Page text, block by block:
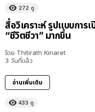
272 ดู
สื่อวิเคราะห์ รูปแบบกา
“ชีวิตชีวา” มากขึ้น
โดย Thitirath Kinaret
3 วันที่แล้ว
อ่านเพิ่มเติม
433 ดู